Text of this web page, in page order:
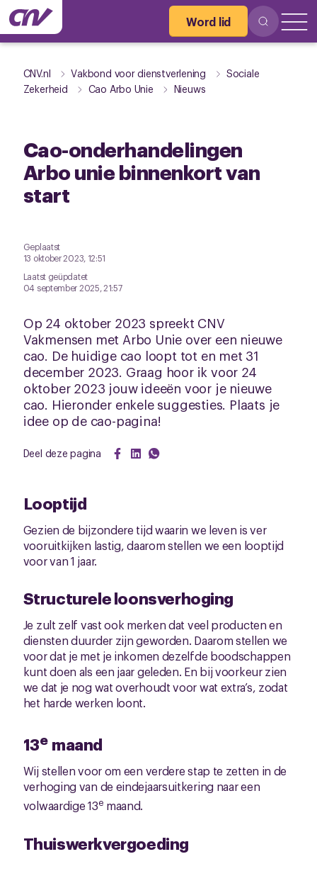
Word lid
CNV.nl Vakbond voor dienstverlening
Sociale
Zekerheid
Cao Arbo Unie Nieuws
Cao-onderhandelingen
Arbo unie binnenkort van
start
Geplaatst
13 oktober 2023, 12:51
Laatst geüpdatet
04 september 2025, 21:57
Op 24 oktober 2023 spreekt CNV
Vakmensen met Arbo Unie over een nieuwe
cao. De huidige cao loopt tot en met 31
december 2023. Graag hoor ik voor 24
oktober 2023 jouw ideeën voor je nieuwe
cao. Hieronder enkele suggesties. Plaats je
idee op de cao-pagina!
Deel deze pagina
Looptijd
Gezien de bijzondere tijd waarin we leven is ver
vooruitkijken lastig, daarom stellen we een looptijd
voor van 1 jaar.
Structurele loonsverhoging
Je zult zelf vast ook merken dat veel producten en
diensten duurder zijn geworden. Daarom stellen we
voor dat je met je inkomen dezelfde boodschappen
kunt doen als een jaar geleden. En bij voorkeur zien
we dat je nog wat overhoudt voor wat extra’s, zodat
het harde werken loont.
13emaand
Wij stellen voor om een verdere stap te zetten in de
verhoging van de eindejaarsuitkering naar een
volwaardige 13e maand.
Thuiswerkvergoeding